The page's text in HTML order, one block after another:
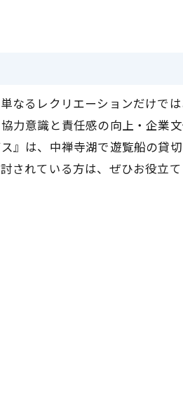
なるレクリエーションだけでは
力意識と責任感の向上・企業
』は、中禅寺湖で遊覧船の貸
されている方は、ぜひお役立て